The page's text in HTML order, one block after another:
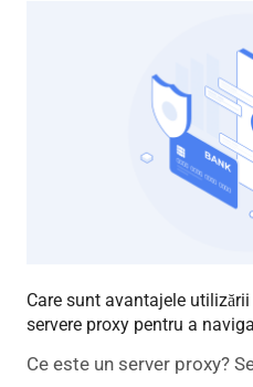
Care sunt avantajele
servere proxy pentru a
Ce este un server proxy?